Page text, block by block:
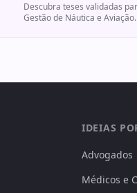
Descubra teses validadas
Gestão de Náutica e Aviação
IDEIAS
Advogados
Médicos e